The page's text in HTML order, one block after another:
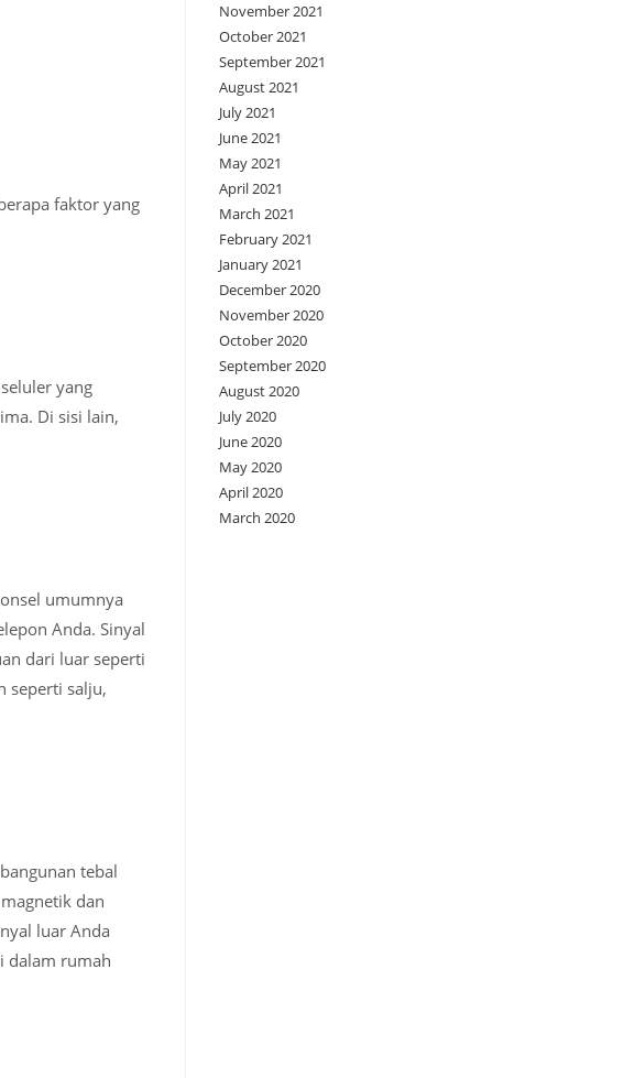
faktor yang
yang
Di sisi lain,
umumnya
Anda. Sinyal
dari luar seperti
seperti salju,
tebal
dan
luar Anda
dalam rumah
November 2021
October 2021
September 2021
August 2021
July 2021
June 2021
May 2021
April 2021
March 2021
February 2021
January 2021
December 2020
November 2020
October 2020
September 2020
August 2020
July 2020
June 2020
May 2020
April 2020
March 2020